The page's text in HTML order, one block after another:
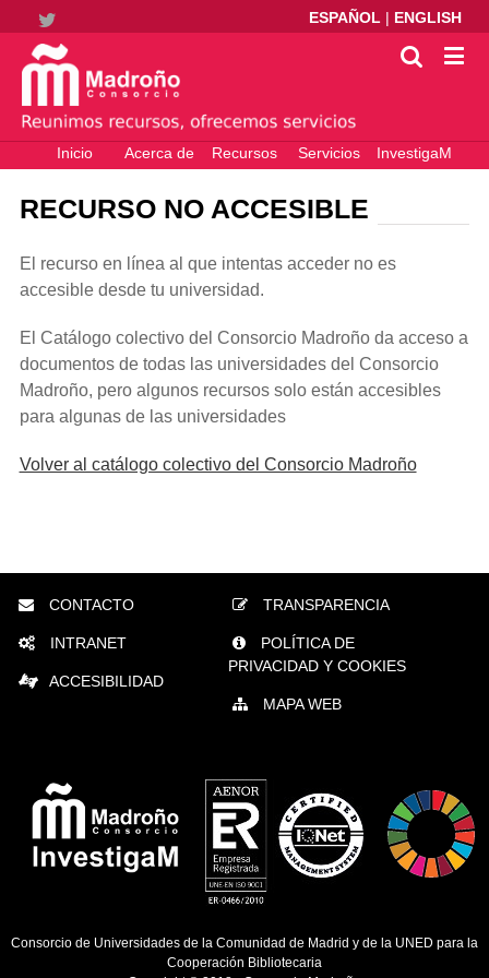
ESPAÑOL | ENGLISH
Twitter
Inicio Acerca de
Recursos
electrónicos
Servicios
InvestigaM
– Ciencia
RECURSO NO ACCESIBLE
El recurso en línea al que intentas acceder no es
accesible desde tu universidad.
El Catálogo colectivo del Consorcio Madroño da acceso a
documentos de todas las universidades del Consorcio
Madroño, pero algunos recursos solo están accesibles
para algunas de las universidades
Volver al catálogo colectivo del Consorcio Madroño
CONTACTO
INTRANET
ACCESIBILIDAD
TRANSPARENCIA
POLÍTICA DE
PRIVACIDAD Y COOKIES
MAPA WEB
Consorcio de Universidades de la Comunidad de Madrid y de la UNED para la
Cooperación Bibliotecaria